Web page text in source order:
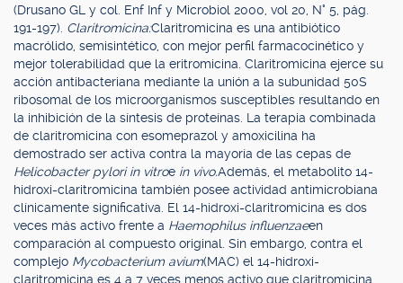
(Drusano GL y col. Enf Inf y Microbiol 2000, vol 20, N° 5, pág.
191-197). Claritromicina:Claritromicina es una antibiótico
macrólido, semisintético, con mejor perfil farmacocinético y
mejor tolerabilidad que la eritromicina. Claritromicina ejerce su
acción antibacteriana mediante la unión a la subunidad 50S
ribosomal de los microorganismos susceptibles resultando en
la inhibición de la síntesis de proteínas. La terapia combinada
de claritromicina con esomeprazol y amoxicilina ha
demostrado ser activa contra la mayoría de las cepas de
Helicobacter pylori in vitroe in vivo.Además, el metabolito 14-
hidroxi-claritromicina también posee actividad antimicrobiana
clínicamente significativa. El 14-hidroxi-claritromicina es dos
veces más activo frente a Haemophilus influenzaeen
comparación al compuesto original. Sin embargo, contra el
complejo Mycobacterium avium(MAC) el 14-hidroxi-
claritromicina es 4 a 7 veces menos activo que claritromicina.